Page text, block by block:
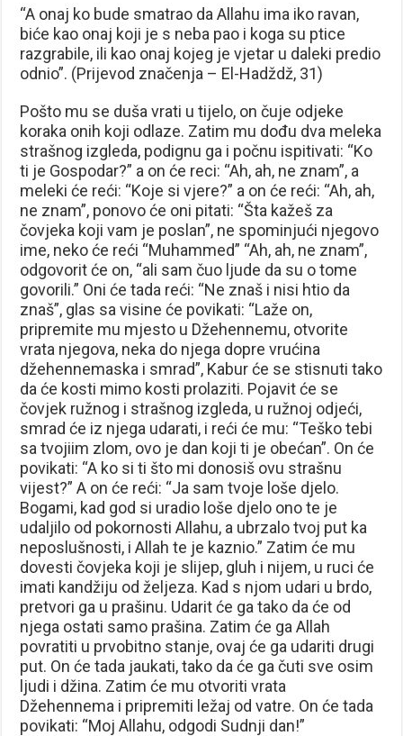
“A onaj ko bude smatrao da Allahu ima iko ravan,
biće kao onaj koji je s neba pao i koga su ptice
razgrabile, ili kao onaj kojeg je vjetar u daleki predio
odnio”. (Prijevod značenja – El-Hadždž, 31)
Pošto mu se duša vrati u tijelo, on čuje odjeke
koraka onih koji odlaze. Zatim mu dođu dva meleka
strašnog izgleda, podignu ga i počnu ispitivati: “Ko
ti je Gospodar?” a on će reci: “Ah, ah, ne znam”, a
meleki će reći: “Koje si vjere?” a on će reći: “Ah, ah,
ne znam”, ponovo će oni pitati: “Šta kažeš za
čovjeka koji vam je poslan”, ne spominjući njegovo
ime, neko će reći “Muhammed” “Ah, ah, ne znam”,
odgovorit će on, “ali sam čuo ljude da su o tome
govorili.” Oni će tada reći: “Ne znaš i nisi htio da
znaš”, glas sa visine će povikati: “Laže on,
pripremite mu mjesto u Džehennemu, otvorite
vrata njegova, neka do njega dopre vrućina
džehennemaska i smrad”, Kabur će se stisnuti tako
da će kosti mimo kosti prolaziti. Pojavit će se
čovjek ružnog i strašnog izgleda, u ružnoj odjeći,
smrad će iz njega udarati, i reći će mu: “Teško tebi
sa tvojiim zlom, ovo je dan koji ti je obećan”. On će
povikati: “A ko si ti što mi donosiš ovu strašnu
vijest?” A on će reći: “Ja sam tvoje loše djelo.
Bogami, kad god si uradio loše djelo ono te je
udaljilo od pokornosti Allahu, a ubrzalo tvoj put ka
neposlušnosti, i Allah te je kaznio.” Zatim će mu
dovesti čovjeka koji je slijep, gluh i nijem, u ruci će
imati kandžiju od željeza. Kad s njom udari u brdo,
pretvori ga u prašinu. Udarit će ga tako da će od
njega ostati samo prašina. Zatim će ga Allah
povratiti u prvobitno stanje, ovaj će ga udariti drugi
put. On će tada jaukati, tako da će ga čuti sve osim
ljudi i džina. Zatim će mu otvoriti vrata
Džehennema i pripremiti ležaj od vatre. On će tada
povikati: “Moj Allahu, odgodi Sudnji dan!”